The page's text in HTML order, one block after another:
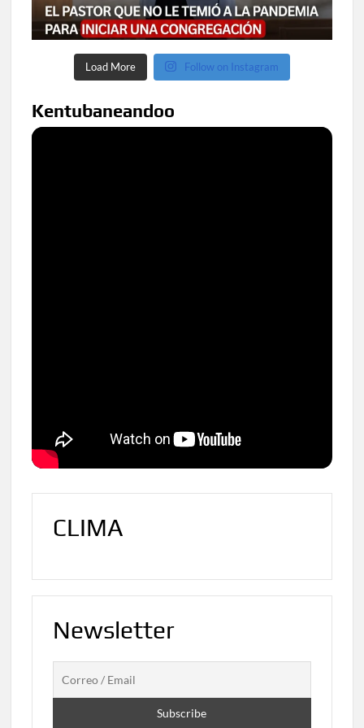
Load More Follow on Instagram
Kentubaneandoo
CLIMA
Newsletter